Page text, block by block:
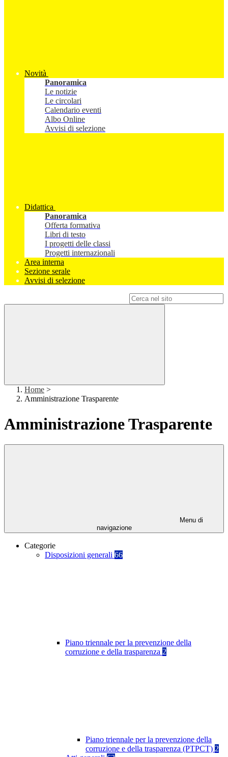
Novità
Panoramica
Le notizie
Le circolari
Calendario eventi
Albo Online
Avvisi di selezione
Didattica
Panoramica
Offerta formativa
Libri di testo
I progetti delle classi
Progetti internazionali
Area interna
Sezione serale
Avvisi di selezione
Home >
Amministrazione Trasparente
Amministrazione Trasparente
Menu di
navigazione
Categorie
Disposizioni generali 66
Piano triennale per la prevenzione della
corruzione e della trasparenza 2
Piano triennale per la prevenzione della
corruzione e della trasparenza (PTPCT) 2